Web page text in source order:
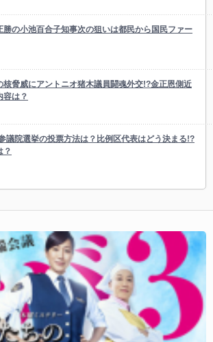
勝の小池百合子知事次の狙いは都民から国民ファー
核脅威にアントニオ猪木議員闘魂外交!?金正恩側近
容は？
議院選挙の投票方法は？比例区代表はどう決まる!?
？